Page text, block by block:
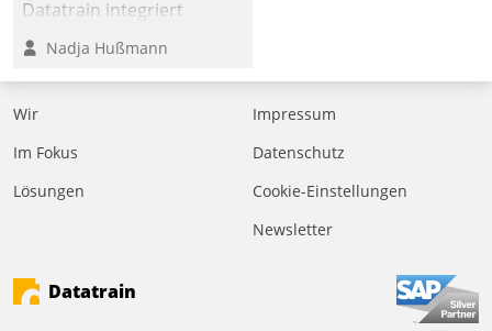
Datatrain integriert
Yarowas Portal zur
Vergabe und Verwaltung
von Aufträgen der
operativen
Instandhaltung in die
deutscher
den Weg vom
Mieteranliegen zum
Nadja Hußmann
Wir
Im Fokus
Lösungen
Impressum
Datenschutz
Cookie-Einstellungen
Newsletter
Datatrain